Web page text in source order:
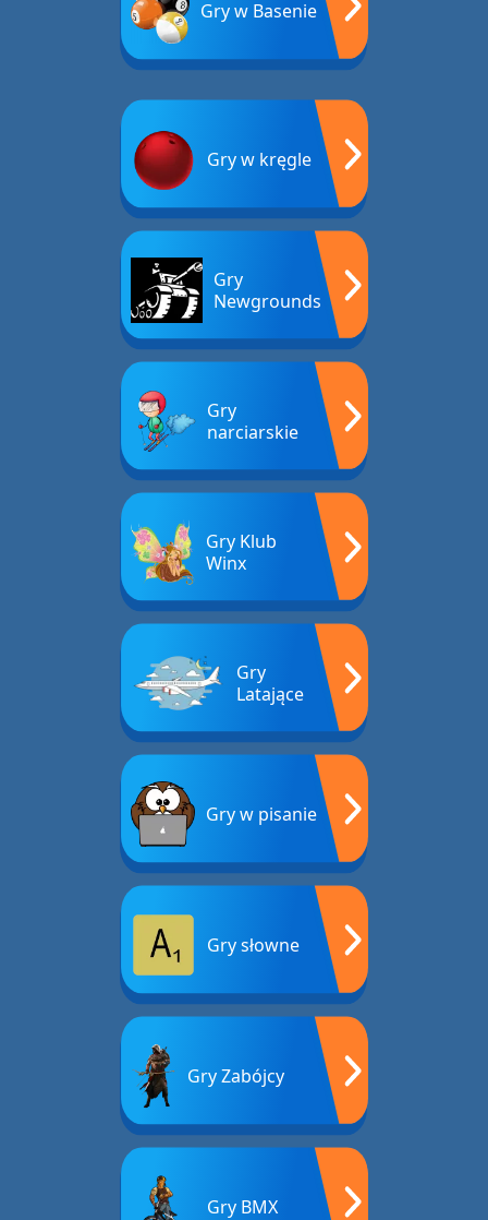
Gry w Basenie
Gry w kręgle
Gry
Newgrounds
Gry
narciarskie
Gry Klub
Winx
Gry
Latające
Gry w pisanie
Gry słowne
Gry Zabójcy
Gry BMX